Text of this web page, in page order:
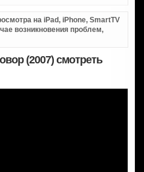
на iPad, iPhone, SmartTV
возникновения проблем,
(2007) смотреть